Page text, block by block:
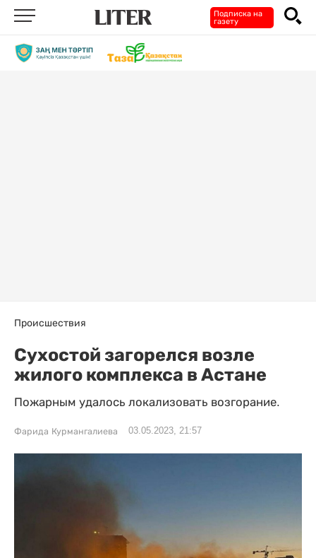
Подписка на
газету
Происшествия
Сухостой загорелся возле
жилого комплекса в Астане
Пожарным удалось локализовать возгорание.
Фарида Курмангалиева 03.05.2023, 21:57